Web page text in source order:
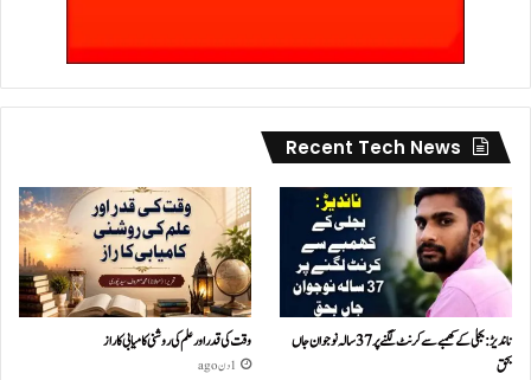
Recent Tech News
ناندیڑ: بجلی کے کھمبے سے کرنٹ لگنے پر 37 سالہ نوجوان جاں
بحق
وقت کی قدر اور علم کی روشنی کامیابی کا راز
1 دن ago